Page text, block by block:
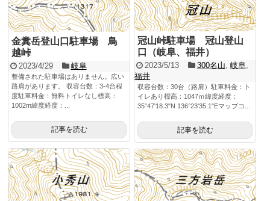
冠山峠駐車場 冠山登山
口（岐阜、福井）
2023/5/13 300名山 岐阜,
福井
収容台数：30台（路肩）駐車料金：ト
イレあり標高：1047ｍ緯度経度：
35°47'18.3"N 136°23'35.1"Eマップコ...
記事を読む
金糞岳登山口駐車場 鳥
越峠
2023/4/29 岐阜
整備された駐車場はありません。広い
路肩があります。 収容台数：3-4台程
度駐車料金：無料トイレなし標高：
1002m緯度経度：...
記事を読む